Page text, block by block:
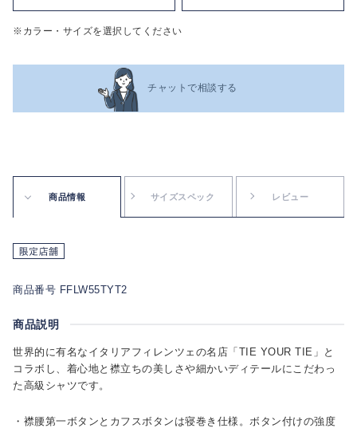
※カラー・サイズを選択してください
チャットで相談する
商品情報 サイズスペック レビュー
商品番号 FFLW55TYT2
商品説明
世界的に有名なイタリアフィレンツェの名店「TIE YOUR TIE」と
コラボし、着心地と襟立ちの美しさや細かいディテールにこだわっ
た高級シャツです。
・襟腰第一ボタンとカフスボタンは寝巻き仕様。ボタン付けの強度